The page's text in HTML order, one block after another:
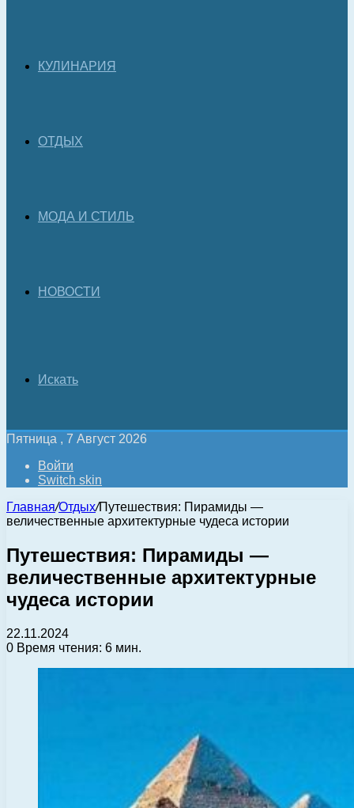
КУЛИНАРИЯ
ОТДЫХ
МОДА И СТИЛЬ
НОВОСТИ
Искать
Пятница , 7 Август 2026
Войти
Switch skin
Главная/Отдых/Путешествия: Пирамиды —
величественные архитектурные чудеса истории
Путешествия: Пирамиды —
величественные архитектурные
чудеса истории
22.11.2024
0 Время чтения: 6 мин.